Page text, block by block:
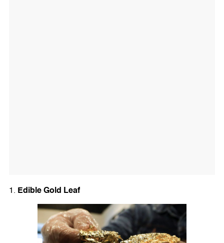
1. Edible Gold Leaf